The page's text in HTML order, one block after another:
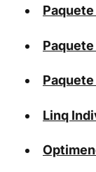
Paquete
Linq